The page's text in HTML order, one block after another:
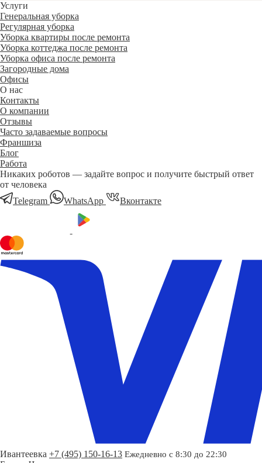
Услуги
Генеральная уборка
Регулярная уборка
Уборка квартиры после ремонта
Уборка коттеджа после ремонта
Уборка офиса после ремонта
Загородные дома
Офисы
О нас
Контакты
О компании
Отзывы
Часто задаваемые вопросы
Франшиза
Блог
Работа
Никаких роботов — задайте вопрос и получите быстрый ответ
от человека
Telegram
WhatsApp Вконтакте
Ивантеевка +7 (495) 150-16-13 Ежедневно с 8:30 до 22:30